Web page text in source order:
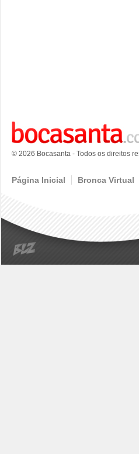
© 2026 Bocasanta - Todos os direitos
Página Inicial Bronca Virtual